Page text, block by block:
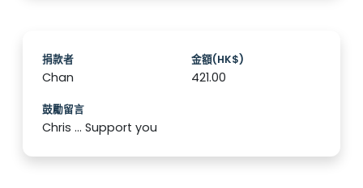
捐款者
Chan
金額(HK$)
421.00
鼓勵留言
Chris ... Support you